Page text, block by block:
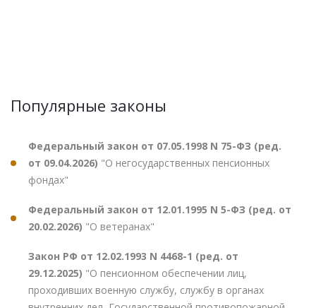
Популярные законы
Федеральный закон от 07.05.1998 N 75-ФЗ (ред.
от 09.04.2026) "О негосударственных пенсионных
фондах"
Федеральный закон от 12.01.1995 N 5-ФЗ (ред. от
20.02.2026) "О ветеранах"
Закон РФ от 12.02.1993 N 4468-1 (ред. от
29.12.2025) "О пенсионном обеспечении лиц,
проходивших военную службу, службу в органах